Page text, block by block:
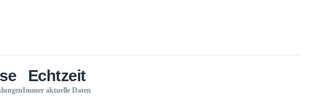
Echtzeit
Immer aktuelle Daten